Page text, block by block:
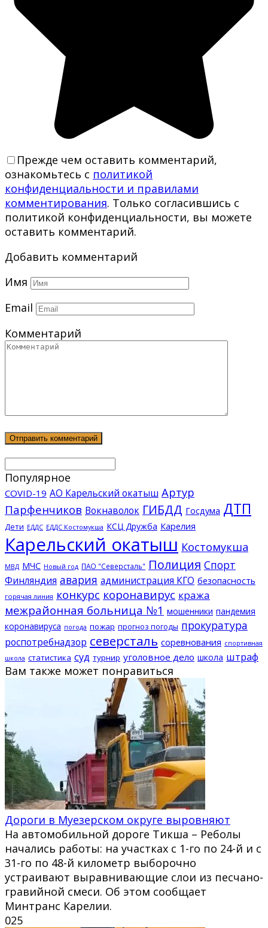
Прежде чем оставить комментарий,
ознакомьтесь с политикой
конфиденциальности и правилами
комментирования. Только согласившись с
политикой конфиденциальности, вы можете
оставить комментарий.
Добавить комментарий
Имя
Email
Комментарий
Популярное
COVID-19 АО Карельский окатыш Артур
Парфенчиков Вокнаволок ГИБДД Госдума ДТП
Дети ЕДДС ЕДДС Костомукша КСЦ Дружба Карелия
Карельский окатыш Костомукша
МВД МЧС Новый год ПАО "Северсталь" Полиция Спорт
Финляндия авария администрация КГО безопасность
горячая линия конкурс коронавирус кража
межрайонная больница №1 мошенники пандемия
коронавируса погода пожар прогноз погоды прокуратура
роспотребнадзор северсталь соревнования спортивная
школа статистика суд турнир уголовное дело школа штраф
Вам также может понравиться
Дороги в Муезерском округе выровняют
На автомобильной дороге Тикша – Реболы
начались работы: на участках с 1-го по 24-й и с
31-го по 48-й километр выборочно
устраивают выравнивающие слои из песчано-
гравийной смеси. Об этом сообщает
Минтранс Карелии.
025